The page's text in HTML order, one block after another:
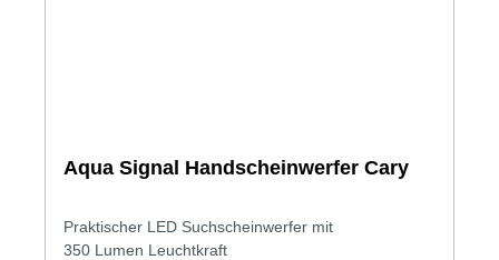
Aqua Signal Handscheinwerfer Cary
Praktischer LED Suchscheinwerfer mit
350 Lumen Leuchtkraft